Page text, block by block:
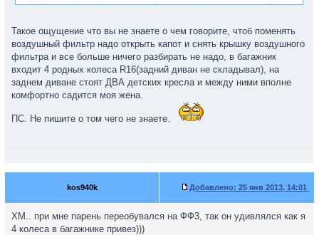
Такое ощущение что вы не знаете о чем говорите, чтоб поменять
воздушный фильтр надо открыть капот и снять крышку воздушного
фильтра и все больше ничего разбирать не надо, в багажник
входит 4 родных колеса R16(задний диван не складывал), на
заднем диване стоят ДВА детских кресла и между ними вполне
комфортно садится моя жена.
ПС. Не пишите о том чего не знаете.
kos940k Добавлено: 25 янв 2013, 14:01
ХМ.. при мне парень переобувался на ФФ3, так он удивлялся как я
4 колеса в багажнике привез)))